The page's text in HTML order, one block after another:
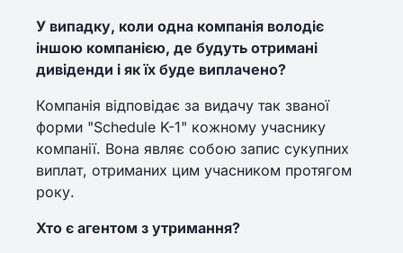
У випадку, коли одна компанія володіє
іншою компанією, де будуть отримані
дивіденди і як їх буде виплачено?
Компанія відповідає за видачу так званої
форми "Schedule K-1" кожному учаснику
компанії. Вона являє собою запис сукупних
виплат, отриманих цим учасником протягом
року.
Хто є агентом з утримання?